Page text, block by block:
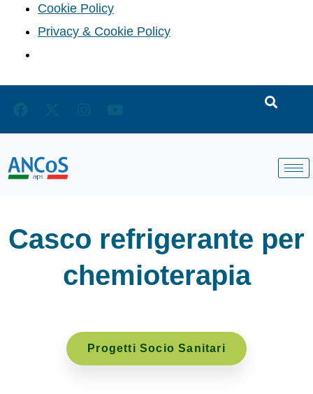
Cookie Policy
Privacy & Cookie Policy
Casco refrigerante per
chemioterapia
Progetti Socio Sanitari